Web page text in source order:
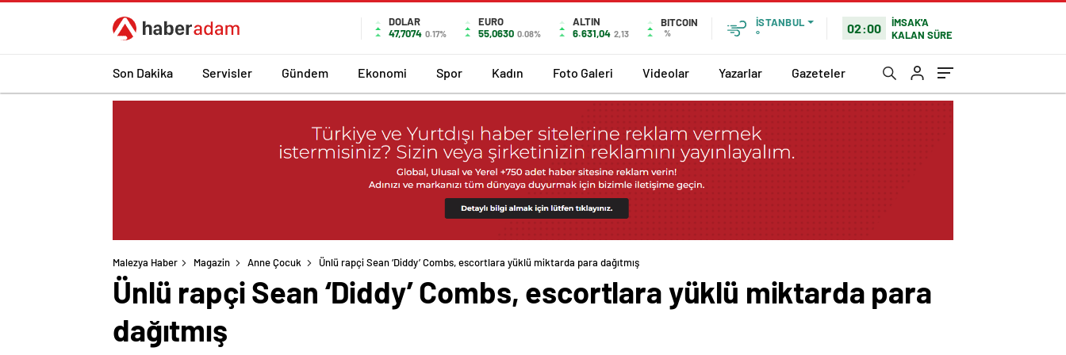
DOLAR
47,7074 0.17%
EURO
55,0630 0.08%
ALTIN
6.631,04 2,13
BITCOIN
%
İSTANBUL
°
02:00
İMSAK'A
KALAN SÜRE
Son Dakika Servisler Gündem Ekonomi Spor Kadın Foto Galeri Videolar Yazarlar Gazeteler
Malezya Haber Magazin Anne Çocuk Ünlü rapçi Sean ‘Diddy’ Combs, escortlara yüklü miktarda para dağıtmış
Ünlü rapçi Sean ‘Diddy’ Combs, escortlara yüklü miktarda para
dağıtmış